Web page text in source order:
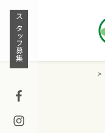
Skip
content
スタッフ募集
Facebook